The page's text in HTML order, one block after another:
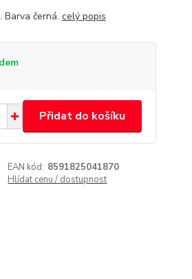
Barva černá. celý popis
Přidat do košíku
EAN kód: 8591825041870
Hlídat cenu / dostupnost